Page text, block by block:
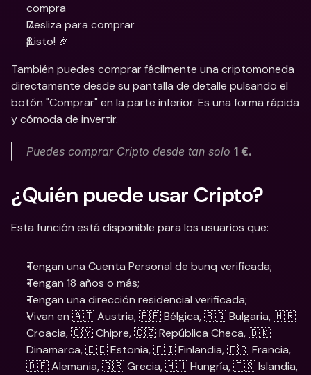
compra
Desliza para comprar
¡Listo! 🎉
También puedes comprar fácilmente una criptomoneda
directamente desde su pantalla de detalle pulsando el
botón "Comprar" en la parte inferior. Es una forma rápida
y cómoda de invertir.
Puedes comprar Cripto desde tan solo 1 €.
¿Quién puede usar Cripto?
Esta función está disponible para los usuarios que:
Tengan una Cuenta Personal de bunq verificada;
Tengan 18 años o más;
Tengan una dirección residencial verificada;
Vivan en 🇦🇹 Austria, 🇧🇪 Bélgica, 🇧🇬 Bulgaria, 🇭🇷
Croacia, 🇨🇾 Chipre, 🇨🇿 República Checa, 🇩🇰
Dinamarca, 🇪🇪 Estonia, 🇫🇮 Finlandia, 🇫🇷 Francia,
🇩🇪 Alemania, 🇬🇷 Grecia, 🇭🇺 Hungría, 🇮🇸 Islandia,